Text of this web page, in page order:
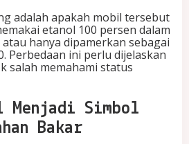
adalah apakah mobil tersebut
etanol 100 persen dalam
hanya dipamerkan sebagai
Perbedaan ini perlu dijelaskan
salah memahami status
Menjadi Simbol
Bakar